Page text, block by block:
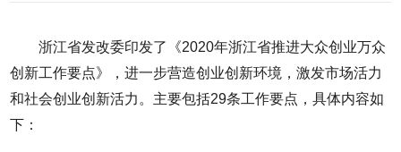
浙江省发改委印发了《2020年浙江省推进大众创业万众
创新工作要点》，进一步营造创业创新环境，激发市场活力
和社会创业创新活力。主要包括29条工作要点，具体内容如
下：